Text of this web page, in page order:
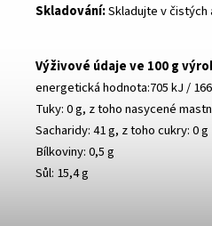
Skladování:Skladujte v čistých
Výživové údaje ve 100 g
energetická hodnota:705 kJ /
Tuky: 0 g, z toho nasycené
Sacharidy: 41 g, z toho cukry: 0 g
Bílkoviny: 0,5 g
Sůl: 15,4 g